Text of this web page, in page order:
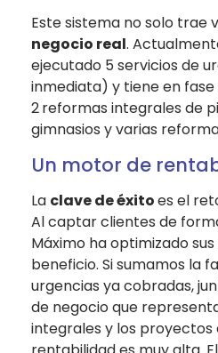
Este sistema no solo trae
negocio real.
ejecutado 5 servicios de
inmediata) y tiene en
2reformas integrales de
gimnasios y varias
Un motor de
La clave de éxitoes el
Al captar clientes de
Máximo ha optimizado
beneficio. Si sumamos la
urgencias ya cobradas,
de negocio que
integrales y los proyectos